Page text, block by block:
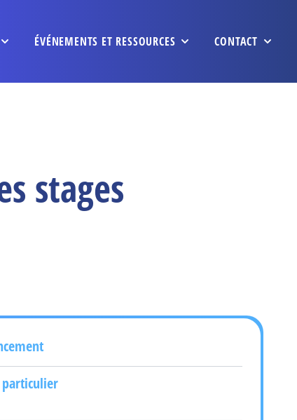
ÉVÉNEMENTS ET RESSOURCES CONTACT
stages